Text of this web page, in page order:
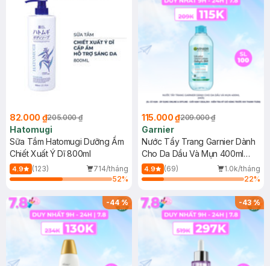
82.000 ₫205.000 ₫
Hatomugi
Sữa Tắm Hatomugi Dưỡng Ẩm
Chiết Xuất Ý Dĩ 800ml
4.9 (123)
714/tháng
52%
115.000 ₫209.000 ₫
Garnier
Nước Tẩy Trang Garnier Dành
Cho Da Dầu Và Mụn 400ml
(Mới)
4.9 (69)
1.0k/tháng
22%
-44% -43%